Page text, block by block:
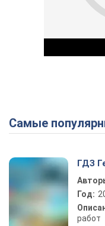
Самые
ГДЗ
Год:
работ